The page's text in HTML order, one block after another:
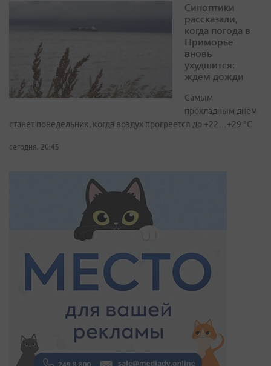
Синоптики
рассказали,
когда погода в
Приморье
вновь
ухудшится:
ждем дожди
Самым
прохладным днем
станет понедельник, когда воздух прогреется до +22…+29 °С
сегодня, 20:45